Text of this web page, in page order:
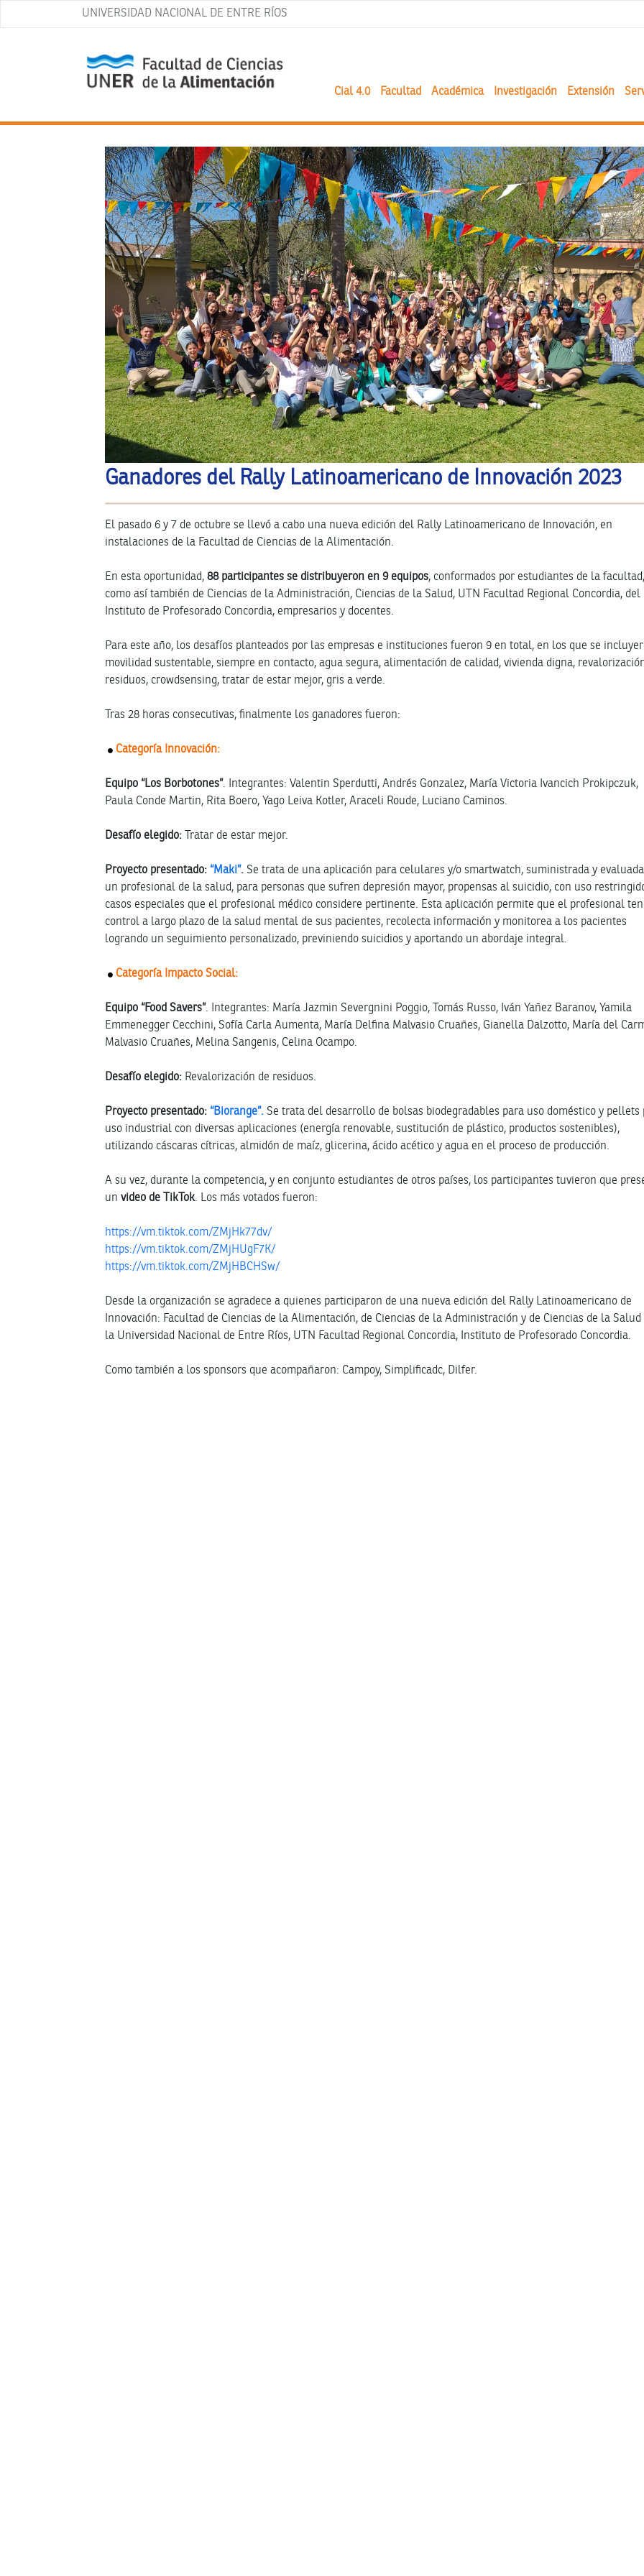
UNIVERSIDAD NACIONAL DE ENTRE RÍOS
Cial 4.0 Facultad Académica Investigación Extensión
Ganadores del Rally Latinoamericano de Innovación 2023
El pasado 6 y 7 de octubre se llevó a cabo una nueva edición del Rally Latinoamericano de Innovación, en
instalaciones de la Facultad de Ciencias de la Alimentación.
En esta oportunidad,88 participantes se distribuyeron en 9 equipos, conformados por estudiantes de la
como así también de Ciencias de la Administración, Ciencias de la Salud, UTN Facultad Regional Concordia, del
Instituto de Profesorado Concordia, empresarios y docentes.
Para este año, los desafíos planteados por las empresas e instituciones fueron 9 en total, en los que se
movilidad sustentable, siempre en contacto, agua segura, alimentación de calidad, vivienda digna,
residuos, crowdsensing, tratar de estar mejor, gris a verde.
Tras 28 horas consecutivas, finalmente los ganadores fueron:
Categoría Innovación:
Equipo “Los Borbotones”. Integrantes: Valentin Sperdutti, Andrés Gonzalez, María Victoria Ivancich Prokipczuk,
Paula Conde Martin, Rita Boero, Yago Leiva Kotler, Araceli Roude, Luciano Caminos.
Desafío elegido: Tratar de estar mejor.
Proyecto presentado: “Maki”. Se trata de una aplicación para celulares y/o smartwatch, suministrada y
un profesional de la salud, para personas que sufren depresión mayor, propensas al suicidio, con uso
casos especiales que el profesional médico considere pertinente. Esta aplicación permite que el profesional
control a largo plazo de la salud mental de sus pacientes, recolecta información y monitorea a los pacientes
logrando un seguimiento personalizado, previniendo suicidios y aportando un abordaje integral.
Categoría Impacto Social:
Equipo “Food Savers”. Integrantes: María Jazmin Severgnini Poggio, Tomás Russo, Iván Yañez Baranov, Yamila
Emmenegger Cecchini, Sofía Carla Aumenta, María Delfina Malvasio Cruañes, Gianella Dalzotto, María del
Malvasio Cruañes, Melina Sangenis, Celina Ocampo.
Desafío elegido: Revalorización de residuos.
Proyecto presentado: “Biorange”. Se trata del desarrollo de bolsas biodegradables para uso doméstico y pellets
uso industrial con diversas aplicaciones (energía renovable, sustitución de plástico, productos sostenibles),
utilizando cáscaras cítricas, almidón de maíz, glicerina, ácido acético y agua en el proceso de producción.
A su vez, durante la competencia, y en conjunto estudiantes de otros países, los participantes tuvieron que
unvideo de TikTok. Los más votados fueron:
https://vm.tiktok.com/ZMjHk77dv/
https://vm.tiktok.com/ZMjHUgF7K/
https://vm.tiktok.com/ZMjHBCHSw/
Desde la organización se agradece a quienes participaron de una nueva edición del Rally Latinoamericano de
Innovación: Facultad de Ciencias de la Alimentación, de Ciencias de la Administración y de Ciencias de la Salud
la Universidad Nacional de Entre Ríos, UTN Facultad Regional Concordia, Instituto de Profesorado Concordia.
Como también a los sponsors que acompañaron: Campoy, Simplificadc, Dilfer.